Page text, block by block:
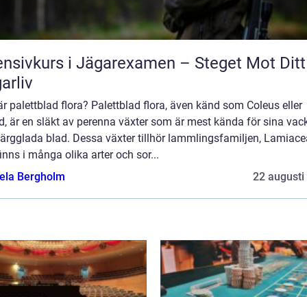
i Jägarexamen – Steget Mot Ditt
palettblad flora? Palettblad flora, även känd som Coleus eller
är en släkt av perenna växter som är mest kända för sina
blad. Dessa växter tillhör lammlingsfamiljen,
i många olika arter och sor...
Bergholm
22 augusti